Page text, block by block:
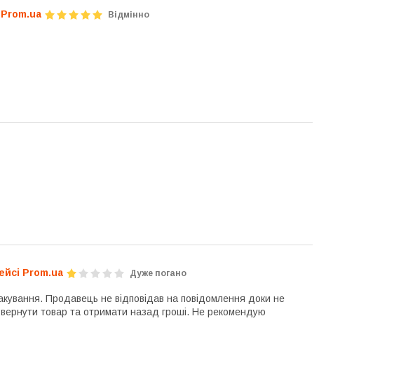
Відмінно
Prom.ua Дуже погано
Продавець не відповідав на повідомлення доки не
товар та отримати назад гроші. Не рекомендую